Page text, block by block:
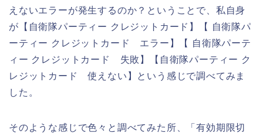
えないエラーが発生するのか？ということで、私自身
が【自衛隊パーティー クレジットカード】【 自衛隊パ
ーティー クレジットカード エラー】【 自衛隊パーテ
ィー クレジットカード 失敗】【自衛隊パーティー ク
レジットカード 使えない】という感じで調べてみま
した。
そのような感じで色々と調べてみた所、「有効期限切